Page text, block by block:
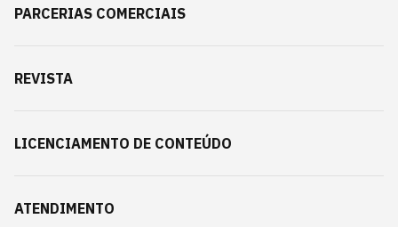
PARCERIAS COMERCIAIS
REVISTA
LICENCIAMENTO DE CONTEÚDO
ATENDIMENTO